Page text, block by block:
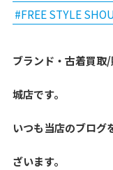
#FREE STYLE
ブランド・古着買取
城店です。
いつも当店のブログ
ざいます。